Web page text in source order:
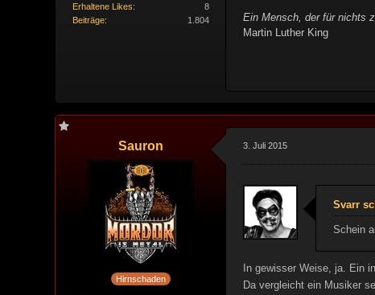
Erhaltene Likes
8
Beiträge
1.804
Ein Mensch, der für nichts
Martin Luther King
Sauron
Hirnschaden
3. Juli 2015
Svarr
Schein
In gewisser Weise, ja. Ein
Da vergleicht ein Musiker